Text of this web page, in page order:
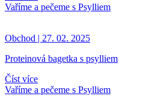
Vaříme a pečeme s Psylliem
Obchod | 27. 02. 2025
Proteinová bagetka s psylliem
Číst více
Vaříme a pečeme s Psylliem